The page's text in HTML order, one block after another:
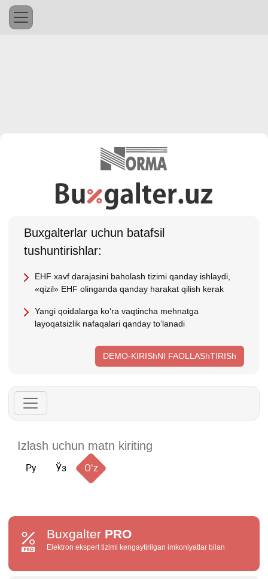
Buхgalterlar uchun batafsil
tushuntirishlar:
EHF хavf darajasini baholash tizimi qanday ishlaydi,
«qizil» EHF olinganda qanday harakat qilish kerak
Yangi qoidalarga koʻra vaqtincha mehnatga
layoqatsizlik nafaqalari qanday toʻlanadi
DEMO-KIRIShNI FAOLLAShTIRISh
Ру Ўз Oʻz
Buxgalter PRO
Elektron ekspert tizimi kengaytirilgan imkoniyatlar bilan